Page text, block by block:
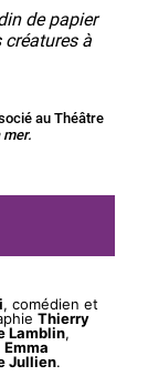
de papier
créatures à
au Théâtre
mer.
, comédien et
Thierry
Lamblin,
Emma
Jullien.